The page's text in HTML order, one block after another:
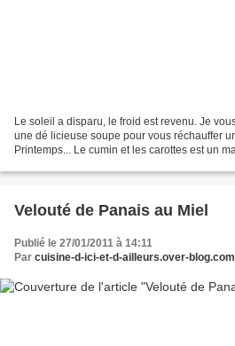
Le soleil a disparu, le froid est revenu. Je
une dé licieuse soupe pour vous réchauffer
Printemps... Le cumin et les carottes est un
Velouté de Panais au Miel
Publié le 27/01/2011 à 14:11
Par cuisine-d-ici-et-d-ailleurs.over-blog.com